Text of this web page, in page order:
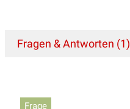
Fragen & Antworten (1)
Frage